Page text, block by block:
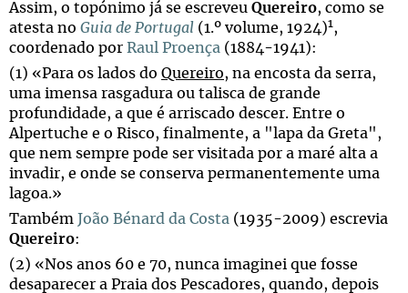
Assim, o topónimo já se escreveu Quereiro, como se
atesta no Guia de Portugal (1.º volume, 1924)1 ,
coordenado por Raul Proença (1884-1941):
(1) «Para os lados do Quereiro, na encosta da serra,
uma imensa rasgadura ou talisca de grande
profundidade, a que é arriscado descer. Entre o
Alpertuche e o Risco, finalmente, a "lapa da Greta",
que nem sempre pode ser visitada por a maré alta a
invadir, e onde se conserva permanentemente uma
lagoa.»
Também João Bénard da Costa (1935-2009) escrevia
Quereiro:
(2) «Nos anos 60 e 70, nunca imaginei que fosse
desaparecer a Praia dos Pescadores, quando, depois